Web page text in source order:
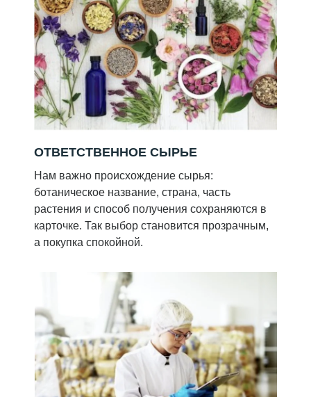
ОТВЕТСТВЕННОЕ СЫРЬЕ
Нам важно происхождение сырья:
ботаническое название, страна, часть
растения и способ получения сохраняются в
карточке. Так выбор становится прозрачным,
а покупка спокойной.